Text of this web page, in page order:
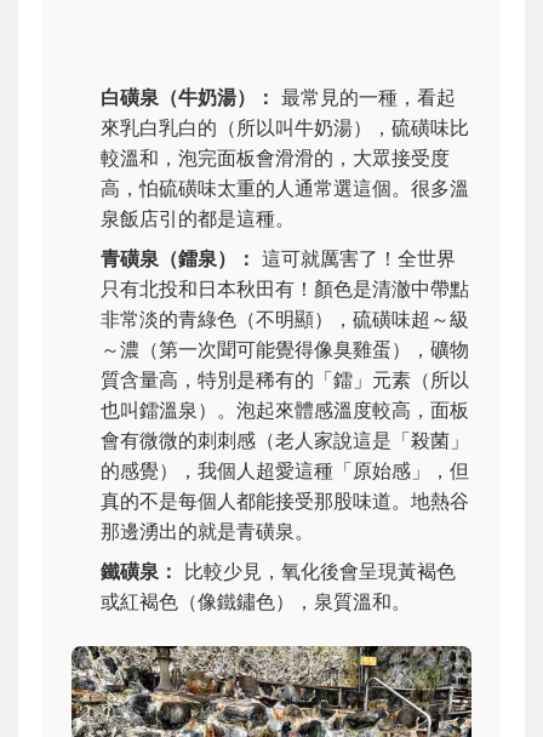
白磺泉（牛奶湯）： 最常見的一種，看起
來乳白乳白的（所以叫牛奶湯），硫磺味比
較溫和，泡完面板會滑滑的，大眾接受度
高，怕硫磺味太重的人通常選這個。很多溫
泉飯店引的都是這種。
青磺泉（鐳泉）： 這可就厲害了！全世界
只有北投和日本秋田有！顏色是清澈中帶點
非常淡的青綠色（不明顯），硫磺味超～級
～濃（第一次聞可能覺得像臭雞蛋），礦物
質含量高，特別是稀有的「鐳」元素（所以
也叫鐳溫泉）。泡起來體感溫度較高，面板
會有微微的刺刺感（老人家說這是「殺菌」
的感覺），我個人超愛這種「原始感」，但
真的不是每個人都能接受那股味道。地熱谷
那邊湧出的就是青磺泉。
鐵磺泉：
比較少見，氧化後會呈現黃褐色
或紅褐色（像鐵鏽色），泉質溫和。